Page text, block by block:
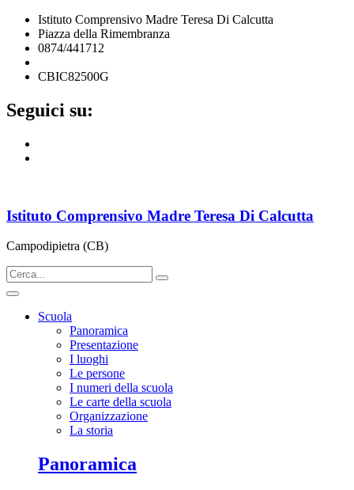
Istituto Comprensivo Madre Teresa Di Calcutta
Piazza della Rimembranza
0874/441712
CBIC82500G
Seguici su:
Istituto Comprensivo Madre Teresa Di Calcutta
Campodipietra (CB)
Scuola
Panoramica
Presentazione
I luoghi
Le persone
I numeri della scuola
Le carte della scuola
Organizzazione
La storia
Panoramica